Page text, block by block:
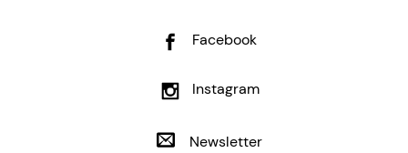
Facebook
Instagram
Newsletter